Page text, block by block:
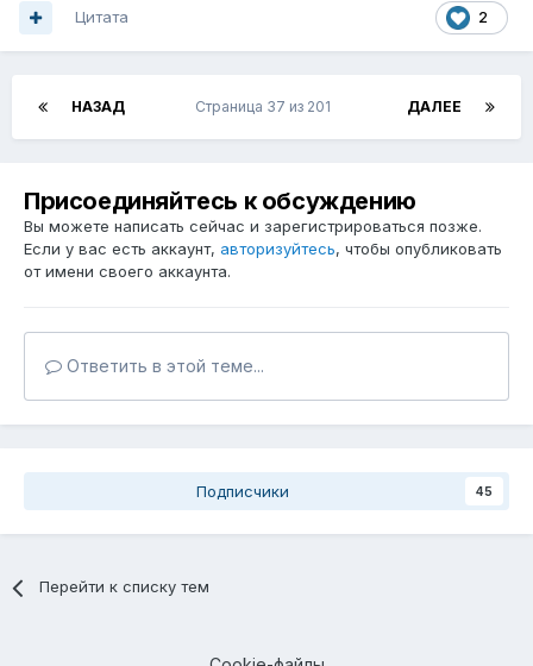
2
Цитата
НАЗАД ДАЛЕЕ
Страница 37 из 201
Присоединяйтесь к обсуждению
Вы можете написать сейчас и зарегистрироваться позже.
Если у вас есть аккаунт, авторизуйтесь, чтобы опубликовать
от имени своего аккаунта.
Ответить в этой теме...
Подписчики 45
Перейти к списку тем